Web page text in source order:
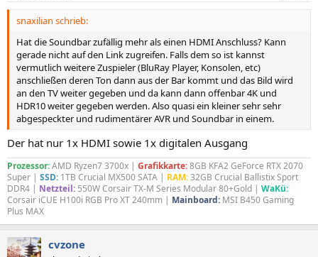
snaxilian schrieb:
Hat die Soundbar zufällig mehr als einen HDMI Anschluss? Kann
gerade nicht auf den Link zugreifen. Falls dem so ist kannst
vermutlich weitere Zuspieler (BluRay Player, Konsolen, etc)
anschließen deren Ton dann aus der Bar kommt und das Bild wird
an den TV weiter gegeben und da kann dann offenbar 4K und
HDR10 weiter gegeben werden. Also quasi ein kleiner sehr sehr
abgespeckter und rudimentärer AVR und Soundbar in einem.
Der hat nur 1x HDMI sowie 1x digitalen Ausgang
Prozessor:AMD Ryzen7 3700x | Grafikkarte:8GB KFA2 GeForce RTX 2070
Super | SSD: 1TB Crucial MX500 SATA | RAM:32GB Crucial Ballistix Sport
DDR4 | Netzteil: 550W Corsair TX-M Series Modular 80+Gold | WaKü:
Corsair iCUE H100i RGB Pro XT 240mm | Mainboard: MSI B450 Gaming
Plus MAX
cvzone